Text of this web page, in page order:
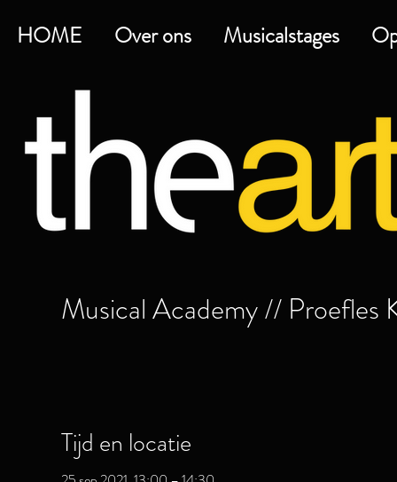
HOME Over ons Musicalstages
Musical Academy // Proefles
Tijd en locatie